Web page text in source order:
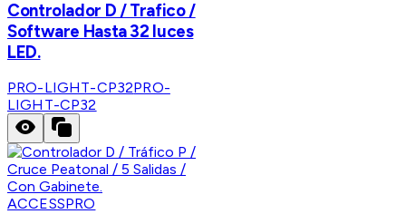
Controlador D / Trafico /
Software Hasta 32 luces
LED.
PRO-LIGHT-CP32PRO-
LIGHT-CP32
ACCESSPRO